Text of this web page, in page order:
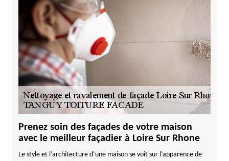
Prenez soin des façades de votre maison
avec le meilleur façadier à Loire Sur Rhone
Le style et l’architecture d’une maison se voit sur l’apparence de